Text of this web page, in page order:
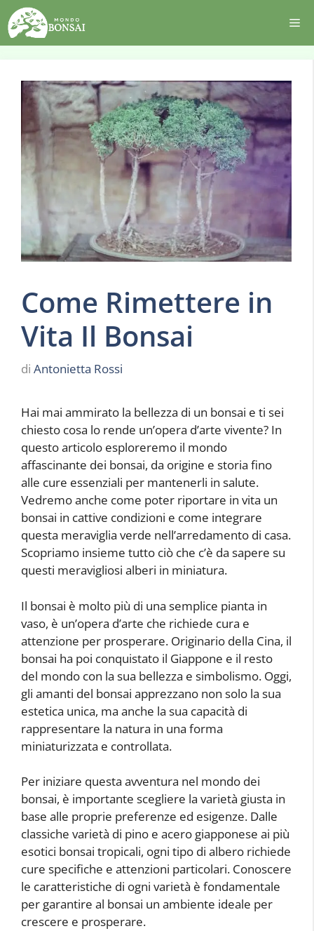
Vai
al
contenuto
Come Rimettere in
Vita Il Bonsai
di Antonietta Rossi
Hai mai ammirato la bellezza di un bonsai e ti sei
chiesto cosa lo rende un’opera d’arte vivente? In
questo articolo esploreremo il mondo
affascinante dei bonsai, da origine e storia fino
alle cure essenziali per mantenerli in salute.
Vedremo anche come poter riportare in vita un
bonsai in cattive condizioni e come integrare
questa meraviglia verde nell’arredamento di casa.
Scopriamo insieme tutto ciò che c’è da sapere su
questi meravigliosi alberi in miniatura.
Il bonsai è molto più di una semplice pianta in
vaso, è un’opera d’arte che richiede cura e
attenzione per prosperare. Originario della Cina, il
bonsai ha poi conquistato il Giappone e il resto
del mondo con la sua bellezza e simbolismo. Oggi,
gli amanti del bonsai apprezzano non solo la sua
estetica unica, ma anche la sua capacità di
rappresentare la natura in una forma
miniaturizzata e controllata.
Per iniziare questa avventura nel mondo dei
bonsai, è importante scegliere la varietà giusta in
base alle proprie preferenze ed esigenze. Dalle
classiche varietà di pino e acero giapponese ai più
esotici bonsai tropicali, ogni tipo di albero richiede
cure specifiche e attenzioni particolari. Conoscere
le caratteristiche di ogni varietà è fondamentale
per garantire al bonsai un ambiente ideale per
crescere e prosperare.